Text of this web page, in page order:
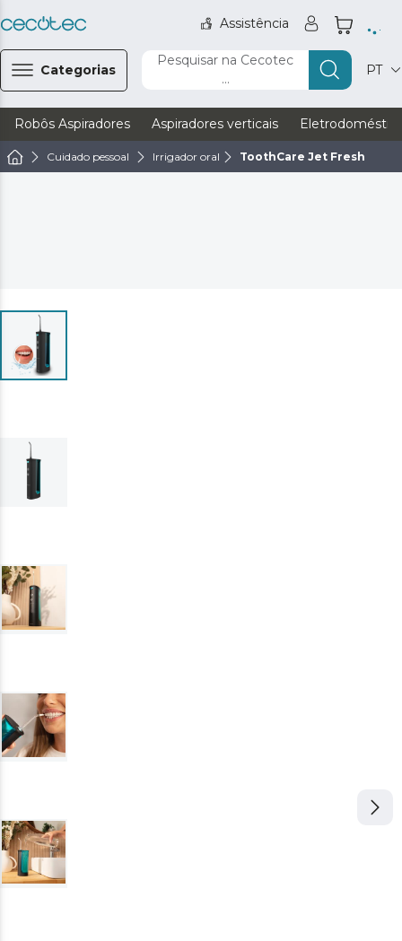
Assistência
Categorias
Pesquisar na Cecotec
...
PT
Robôs Aspiradores Aspiradores verticais
Cuidado pessoal Irrigador oral ToothCare Jet Fresh